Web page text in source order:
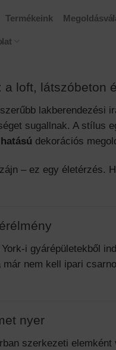
Termékeink
a loft, látszóbeton
lakberendezési
sugallnak. A stílus
dekorációs
– ez egy életérzés.
i gyárépületekből
nem kell ipari
nyer
szerkezeti